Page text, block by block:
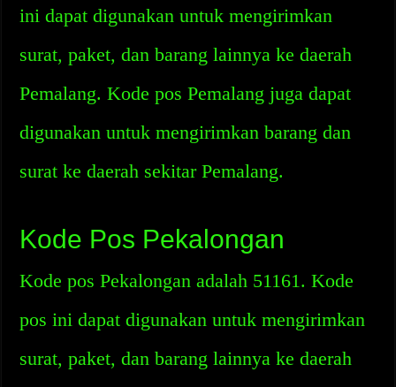
ini dapat digunakan untuk mengirimkan
surat, paket, dan barang lainnya ke daerah
Pemalang. Kode pos Pemalang juga dapat
digunakan untuk mengirimkan barang dan
surat ke daerah sekitar Pemalang.
Kode Pos Pekalongan
Kode pos Pekalongan adalah 51161. Kode
pos ini dapat digunakan untuk mengirimkan
surat, paket, dan barang lainnya ke daerah